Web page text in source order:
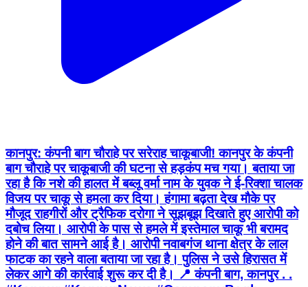
कानपुर: कंपनी बाग चौराहे पर सरेराह चाकूबाजी! कानपुर के कंपनी
बाग चौराहे पर चाकूबाजी की घटना से हड़कंप मच गया। बताया जा
रहा है कि नशे की हालत में बब्लू वर्मा नाम के युवक ने ई-रिक्शा चालक
विजय पर चाकू से हमला कर दिया। हंगामा बढ़ता देख मौके पर
मौजूद राहगीरों और ट्रैफिक दरोगा ने सूझबूझ दिखाते हुए आरोपी को
दबोच लिया। आरोपी के पास से हमले में इस्तेमाल चाकू भी बरामद
होने की बात सामने आई है। आरोपी नवाबगंज थाना क्षेत्र के लाल
फाटक का रहने वाला बताया जा रहा है। पुलिस ने उसे हिरासत में
लेकर आगे की कार्रवाई शुरू कर दी है। 📍 कंपनी बाग, कानपुर . .